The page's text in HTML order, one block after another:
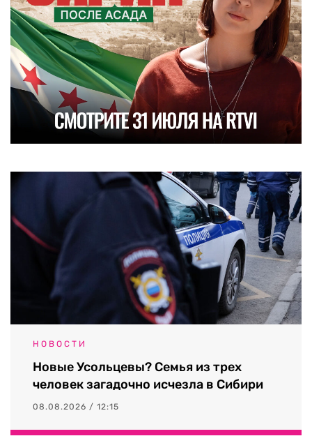
НОВОСТИ
Новые Усольцевы? Семья из трех
человек загадочно исчезла в Сибири
08.08.2026 / 12:15